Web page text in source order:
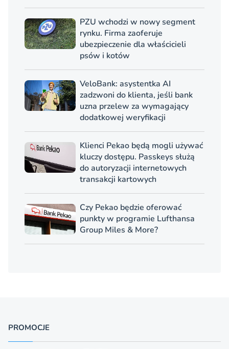
PZU wchodzi w nowy segment
rynku. Firma zaoferuje
ubezpieczenie dla właścicieli
psów i kotów
VeloBank: asystentka AI
zadzwoni do klienta, jeśli bank
uzna przelew za wymagający
dodatkowej weryfikacji
Klienci Pekao będą mogli używać
kluczy dostępu. Passkeys służą
do autoryzacji internetowych
transakcji kartowych
Czy Pekao będzie oferować
punkty w programie Lufthansa
Group Miles & More?
PROMOCJE